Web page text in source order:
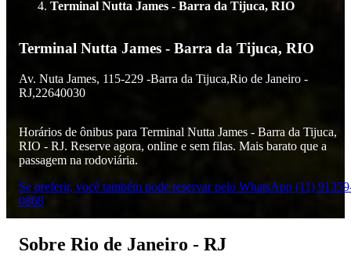
Terminal Nutta James - Barra da Tijuca, RIO
Terminal Nutta James - Barra da Tijuca, RIO
Av. Nuta James, 115-229 -Barra da Tijuca,Rio de Janeiro -
RJ,22640030
Horários de ônibus para Terminal Nutta James - Barra da Tijuca,
RIO - RJ. Reserve agora, online e sem filas. Mais barato que a
passagem na rodoviária.
Se preferir, você também pode reservar pelo WhatsApp (11)
0868
Sobre Rio de Janeiro - RJ